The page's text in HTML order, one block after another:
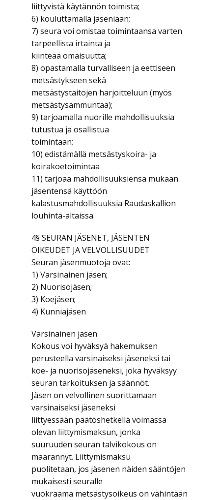
liittyvistä käytännön toimista;
6) kouluttamalla jäseniään;
7) seura voi omistaa toimintaansa varten
tarpeellista irtainta ja
kiinteää omaisuutta;
8) opastamalla turvalliseen ja eettiseen
metsästykseen sekä
metsästystaitojen harjoitteluun (myös
metsästysammuntaa);
9) tarjoamalla nuorille mahdollisuuksia
tutustua ja osallistua
toimintaan;
10) edistämällä metsästyskoira- ja
koirakoetoimintaa
11) tarjoaa mahdollisuuksiensa mukaan
jäsentensä käyttöön
kalastusmahdollisuuksia Raudaskallion
louhinta-altaissa.
4§ SEURAN JÄSENET, JÄSENTEN
OIKEUDET JA VELVOLLISUUDET
Seuran jäsenmuotoja ovat:
1) Varsinainen jäsen;
2) Nuorisojäsen;
3) Koejäsen;
4) Kunniajäsen
Varsinainen jäsen
Kokous voi hyväksyä hakemuksen
perusteella varsinaiseksi jäseneksi tai
koe- ja nuorisojäseneksi, joka hyväksyy
seuran tarkoituksen ja säännöt.
Jäsen on velvollinen suorittamaan
varsinaiseksi jäseneksi
liittyessään päätöshetkellä voimassa
olevan liittymismaksun, jonka
suuruuden seuran talvikokous on
määrännyt. Liittymismaksu
puolitetaan, jos jäsenen näiden sääntöjen
mukaisesti seuralle
vuokraama metsästysoikeus on vähintään